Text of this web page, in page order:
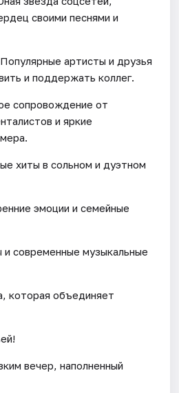
своими песнями и
артисты и друзья
и поддержать коллег.
сопровождение от
и яркие
хиты в сольном и дуэтном
эмоции и семейные
и современные музыкальные
которая объединяет
вечер, наполненный